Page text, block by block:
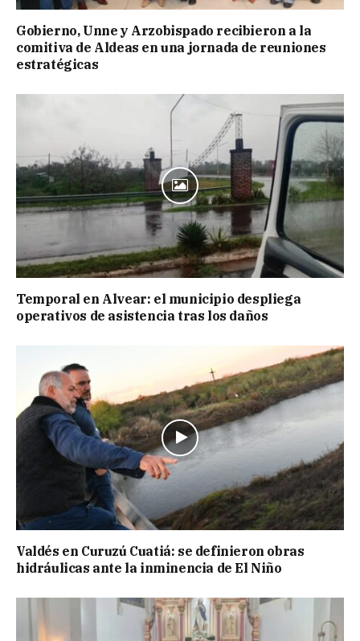
Gobierno, Unne y Arzobispado recibieron a la
comitiva de Aldeas en una jornada de reuniones
estratégicas
Temporal en Alvear: el municipio despliega
operativos de asistencia tras los daños
Valdés en Curuzú Cuatiá: se definieron obras
hidráulicas ante la inminencia de El Niño